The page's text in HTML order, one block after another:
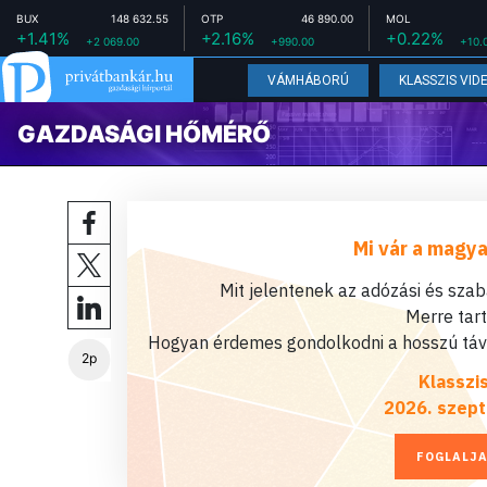
BUX 148 632.55
+1.41% +2 069.00
OTP 46 890.00
+2.16% +990.00
MOL
+0.22%
VÁMHÁBORÚ KLASSZIS
GAZDASÁGI HŐMÉRŐ
2p
Mi vár a
Mit jelentenek az adózási és
Merre
Hogyan érdemes gondolkodni a hosszú
2026.